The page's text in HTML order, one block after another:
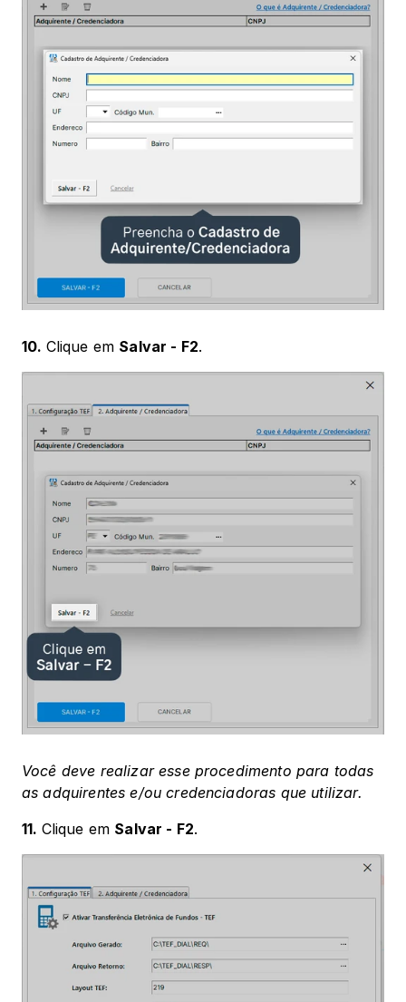
10. Clique em Salvar - F2.
Você deve realizar esse procedimento para todas
as adquirentes e/ou credenciadoras que utilizar.
11. Clique em Salvar - F2.